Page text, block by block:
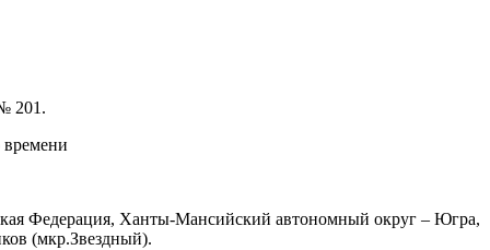
201.
времени
Федерация, Ханты-Мансийский автономный округ – Югра,
(мкр.Звездный).